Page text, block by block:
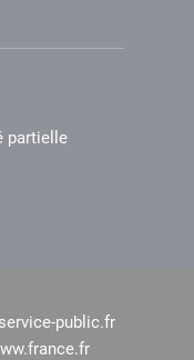
partielle
public.fr